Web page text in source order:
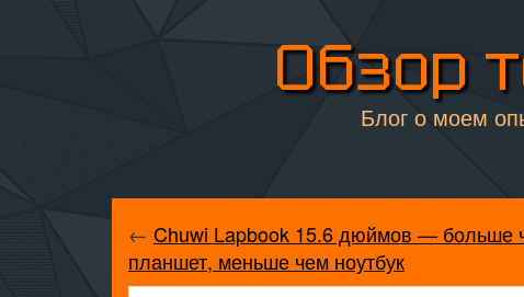
Обзор
Блог о моем
← Chuwi Lapbook 15.6 дюймов — больше
планшет, меньше чем ноутбук